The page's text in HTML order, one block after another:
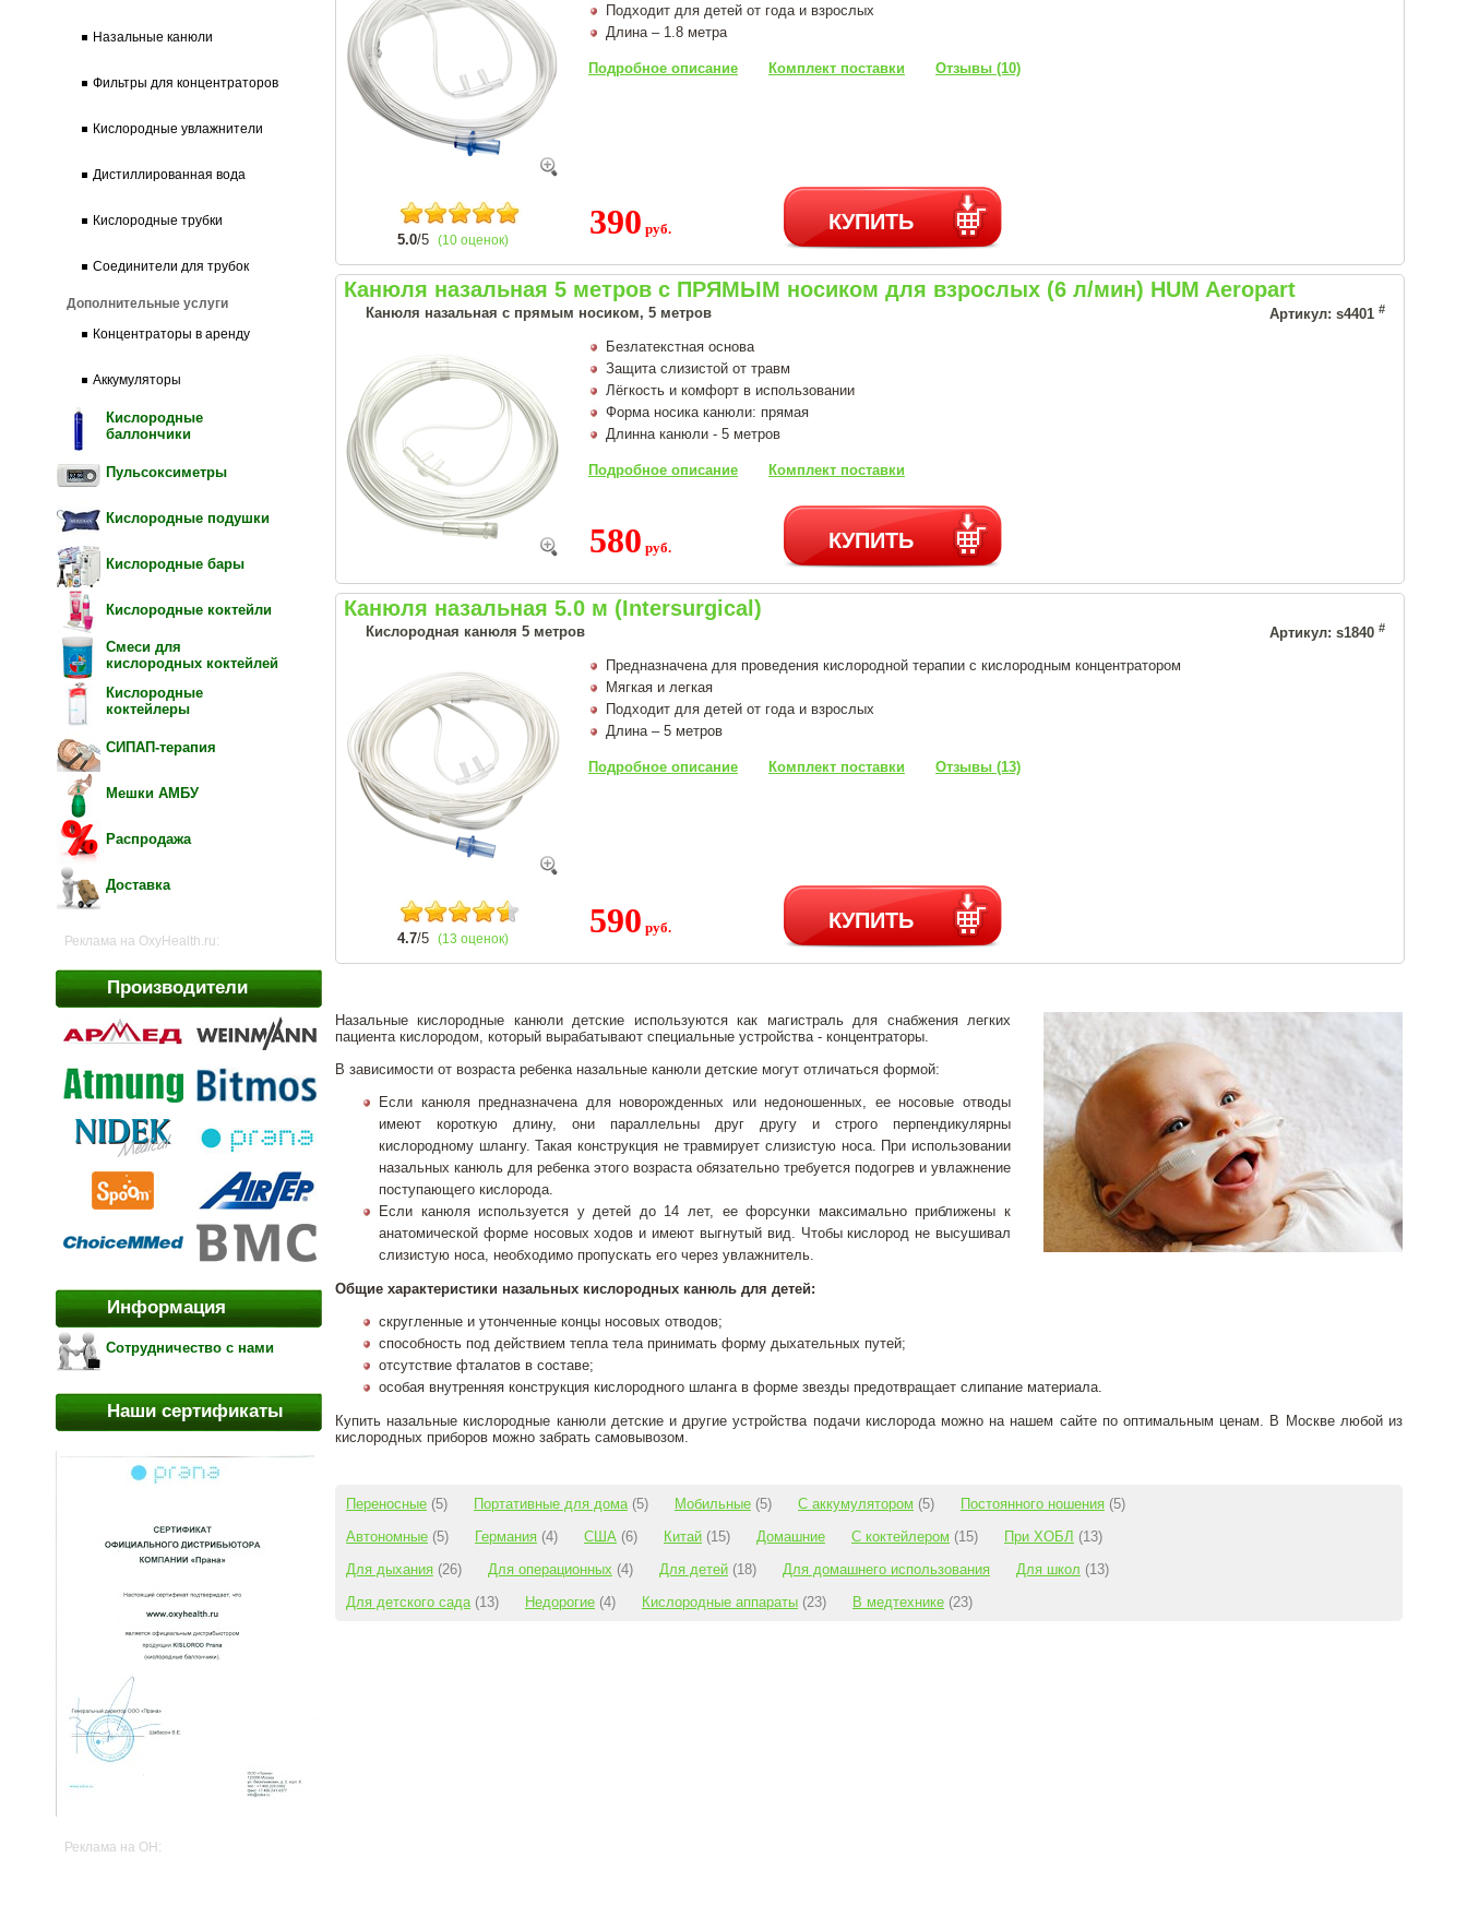
Назальные канюли
Фильтры для концентраторов
Кислородные увлажнители
Дистиллированная вода
Кислородные трубки
Соединители для трубок
Дополнительные услуги
Концентраторы в аренду
Аккумуляторы
Кислородные
баллончики
Пульсоксиметры
Кислородные подушки
Кислородные бары
Кислородные коктейли
Смеси для
кислородных коктейлей
Кислородные
коктейлеры
СИПАП-терапия
Мешки АМБУ
Распродажа
Доставка
Реклама на OxyHealth.ru:
Производители
Информация
Сотрудничество с нами
Наши сертификаты
Реклама на OH:
5.0/5 (10 оценок)
Подходит для детей от года и взрослых
Длина – 1.8 метра
Подробное описание Комплект поставки Отзывы (10)
390 руб. КУПИТЬ
Канюля назальная 5 метров с ПРЯМЫМ носиком для взрослых (6 л/мин) HUM Aeropart
Канюля назальная с прямым носиком, 5 метров Артикул: s4401 #
Безлатекстная основа
Защита слизистой от травм
Лёгкость и комфорт в использовании
Форма носика канюли: прямая
Длинна канюли - 5 метров
Подробное описание Комплект поставки
580 руб. КУПИТЬ
Канюля назальная 5.0 м (Intersurgical)
Кислородная канюля 5 метров Артикул: s1840 #
4.7/5 (13 оценок)
Предназначена для проведения кислородной терапии с кислородным концентратором
Мягкая и легкая
Подходит для детей от года и взрослых
Длина – 5 метров
Подробное описание Комплект поставки Отзывы (13)
590 руб. КУПИТЬ
Назальные кислородные канюли детские используются как магистраль для снабжения легких
пациента кислородом, который вырабатывают специальные устройства - концентраторы.
В зависимости от возраста ребенка назальные канюли детские могут отличаться формой:
Если канюля предназначена для новорожденных или недоношенных, ее носовые отводы
имеют короткую длину, они параллельны друг другу и строго перпендикулярны
кислородному шлангу. Такая конструкция не травмирует слизистую носа. При использовании
назальных канюль для ребенка этого возраста обязательно требуется подогрев и увлажнение
поступающего кислорода.
Если канюля используется у детей до 14 лет, ее форсунки максимально приближены к
анатомической форме носовых ходов и имеют выгнутый вид. Чтобы кислород не высушивал
слизистую носа, необходимо пропускать его через увлажнитель.
Общие характеристики назальных кислородных канюль для детей:
скругленные и утонченные концы носовых отводов;
способность под действием тепла тела принимать форму дыхательных путей;
отсутствие фталатов в составе;
особая внутренняя конструкция кислородного шланга в форме звезды предотвращает слипание материала.
Купить назальные кислородные канюли детские и другие устройства подачи кислорода можно на нашем сайте по оптимальным ценам. В Москве любой из
кислородных приборов можно забрать самовывозом.
Переносные (5) Портативные для дома (5) Мобильные (5) С аккумулятором (5) Постоянного ношения (5)
Автономные (5) Германия (4) США (6) Китай (15) Домашние С коктейлером (15) При ХОБЛ (13)
Для дыхания (26) Для операционных (4) Для детей (18) Для домашнего использования Для школ (13)
Для детского сада (13) Недорогие (4) Кислородные аппараты (23) В медтехнике (23)